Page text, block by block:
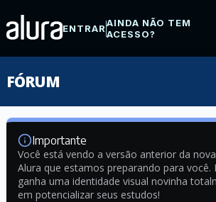
ENTRARAINDA NÃO TEM
ACESSO?
FÓRUM
Importante
Você está vendo a versão anterior da
Alura que estamos preparando para você.
ganha uma identidade visual novinha
em potencializar seus estudos!